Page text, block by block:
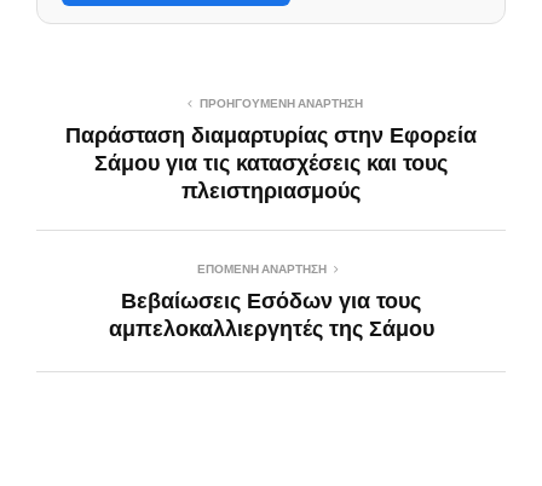
ΠΡΟΗΓΟΎΜΕΝΗ ΑΝΆΡΤΗΣΗ
Παράσταση διαμαρτυρίας στην Εφορεία
Σάμου για τις κατασχέσεις και τους
πλειστηριασμούς
ΕΠΌΜΕΝΗ ΑΝΆΡΤΗΣΗ
Bεβαίωσεις Eσόδων για τους
αμπελοκαλλιεργητές της Σάμου